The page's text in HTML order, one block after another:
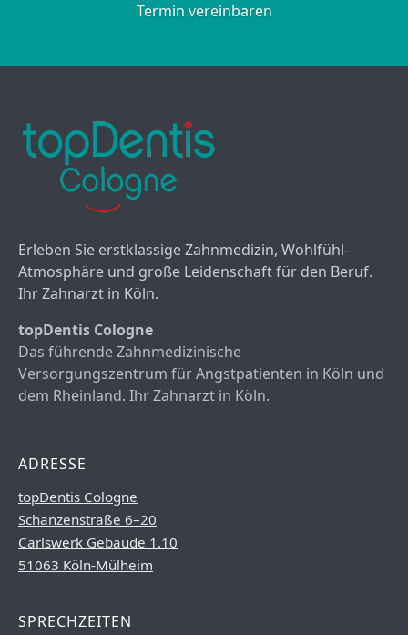
Termin vereinbaren
Erleben Sie erstklassige Zahnmedizin, Wohlfühl-
Atmosphäre und große Leidenschaft für den Beruf.
Ihr Zahnarzt in Köln.
topDentis Cologne
Das führende Zahnmedizinische
Versorgungszentrum für Angstpatienten in Köln und
dem Rheinland. Ihr Zahnarzt in Köln.
ADRESSE
topDentis Cologne
Schanzenstraße 6–20
Carlswerk Gebäude 1.10
51063 Köln-Mülheim
SPRECHZEITEN